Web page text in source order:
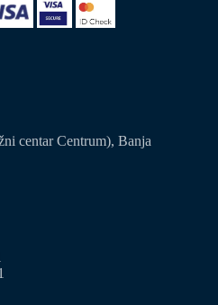
centar Centrum), Banja